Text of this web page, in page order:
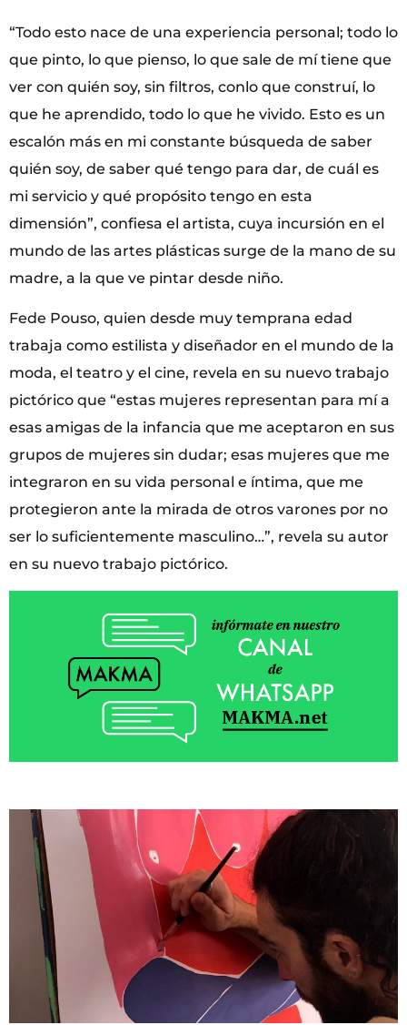
“Todo esto nace de una experiencia personal; todo lo
que pinto, lo que pienso, lo que sale de mí tiene que
ver con quién soy, sin filtros, conlo que construí, lo
que he aprendido, todo lo que he vivido. Esto es un
escalón más en mi constante búsqueda de saber
quién soy, de saber qué tengo para dar, de cuál es
mi servicio y qué propósito tengo en esta
dimensión”, confiesa el artista, cuya incursión en el
mundo de las artes plásticas surge de la mano de su
madre, a la que ve pintar desde niño.
Fede Pouso, quien desde muy temprana edad
trabaja como estilista y diseñador en el mundo de la
moda, el teatro y el cine, revela en su nuevo trabajo
pictórico que “estas mujeres representan para mí a
esas amigas de la infancia que me aceptaron en sus
grupos de mujeres sin dudar; esas mujeres que me
integraron en su vida personal e íntima, que me
protegieron ante la mirada de otros varones por no
ser lo suficientemente masculino…”, revela su autor
en su nuevo trabajo pictórico.